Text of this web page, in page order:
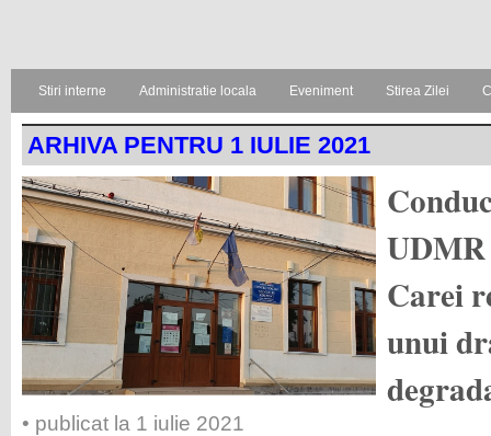
Stiri interne Administratie locala Eveniment Stirea Zilei
ARHIVA PENTRU 1 IULIE 2021
Carei
unui
• publicat la 1 iulie 2021